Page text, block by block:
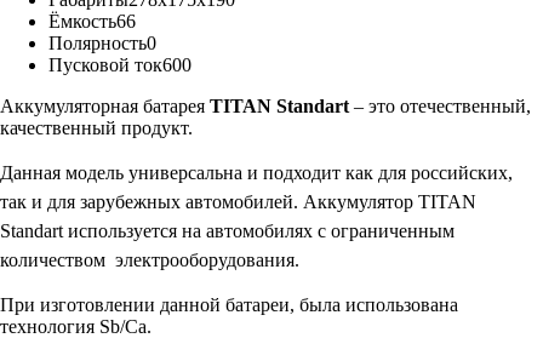
Ёмкость66
Полярность0
Пусковой ток600
Аккумуляторная батарея TITAN Standart – это отечественный,
качественный продукт.
Данная модель универсальна и подходит как для российских,
так и для зарубежных автомобилей. Аккумулятор TITAN
Standart используется на автомобилях с ограниченным
количеством электрооборудования.
При изготовлении данной батареи, была использована
технология Sb/Ca.